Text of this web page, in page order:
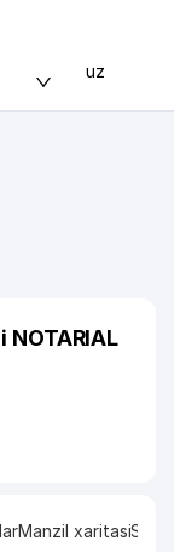
uz
NOTARIAL
Manzil xaritasi